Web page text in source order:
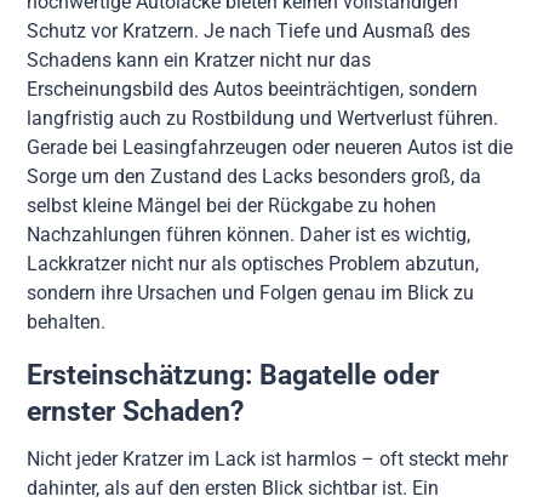
Schutz vor Kratzern. Je nach Tiefe und Ausmaß des
Schadens kann ein Kratzer nicht nur das
Erscheinungsbild des Autos beeinträchtigen, sondern
langfristig auch zu Rostbildung und Wertverlust führen.
Gerade bei Leasingfahrzeugen oder neueren Autos ist die
Sorge um den Zustand des Lacks besonders groß, da
selbst kleine Mängel bei der Rückgabe zu hohen
Nachzahlungen führen können. Daher ist es wichtig,
Lackkratzer nicht nur als optisches Problem abzutun,
sondern ihre Ursachen und Folgen genau im Blick zu
behalten.
Ersteinschätzung: Bagatelle oder
ernster Schaden?
Nicht jeder Kratzer im Lack ist harmlos – oft steckt mehr
dahinter, als auf den ersten Blick sichtbar ist. Ein